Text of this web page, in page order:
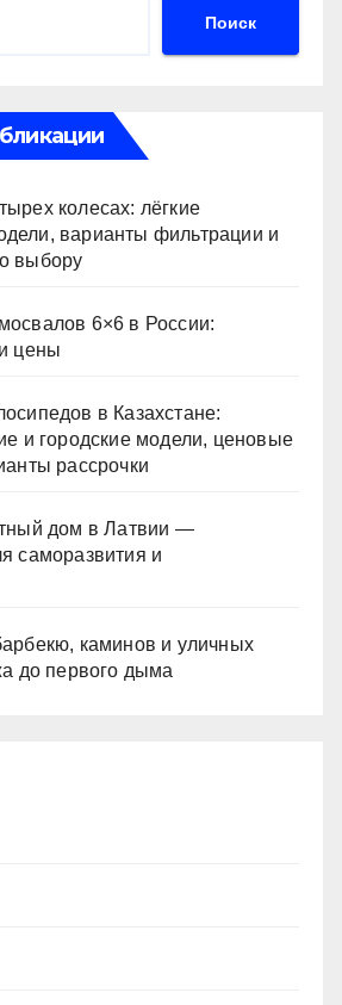
ki
ть
Поиск
колесах: лёгкие
варианты фильтрации и
выбору
6×6 в России:
цены
в Казахстане:
и городские модели, ценовые
рассрочки
дом в Латвии —
саморазвития и
каминов и уличных
до первого дыма